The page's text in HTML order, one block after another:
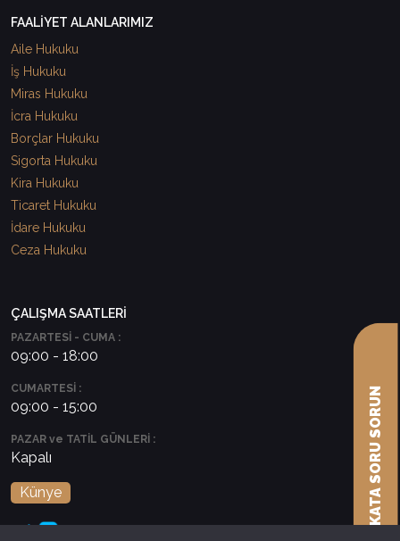
FAALİYET ALANLARIMIZ
Aile Hukuku
İş Hukuku
Miras Hukuku
İcra Hukuku
Borçlar Hukuku
Sigorta Hukuku
Kira Hukuku
Ticaret Hukuku
İdare Hukuku
Ceza Hukuku
ÇALIŞMA SAATLERİ
PAZARTESİ - CUMA :
09:00 - 18:00
CUMARTESİ :
09:00 - 15:00
PAZAR ve TATİL GÜNLERİ :
Kapalı
Künye AVUKATA SORU SORUN